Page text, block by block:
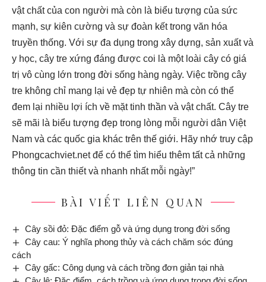
vật chất của con người mà còn là biểu tượng của sức
mạnh, sự kiên cường và sự đoàn kết trong văn hóa
truyền thống. Với sự đa dụng trong xây dựng, sản xuất và
y học, cây tre xứng đáng được coi là một loài cây có giá
trị vô cùng lớn trong đời sống hàng ngày. Việc trồng cây
tre không chỉ mang lại vẻ đẹp tự nhiên mà còn có thể
đem lại nhiều lợi ích về mặt tinh thần và vật chất. Cây tre
sẽ mãi là biểu tượng đẹp trong lòng mỗi người dân Việt
Nam và các quốc gia khác trên thế giới. Hãy nhớ truy cập
Phongcachviet.netđể có thể tìm hiểu thêm tất cả những
thông tin cần thiết và nhanh nhất mỗi ngày!”
BÀI VIẾT LIÊN QUAN
Cây sồi đỏ: Đặc điểm gỗ và ứng dụng trong đời sống
Cây cau: Ý nghĩa phong thủy và cách chăm sóc đúng
cách
Cây gấc: Công dụng và cách trồng đơn giản tại nhà